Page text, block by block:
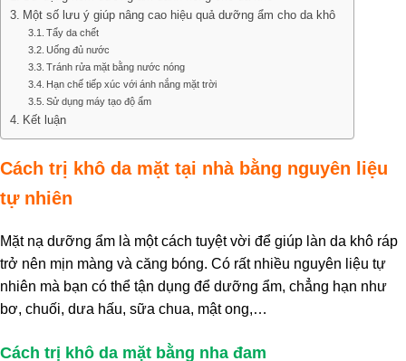
Một số lưu ý giúp nâng cao hiệu quả dưỡng ẩm cho da khô
Tẩy da chết
Uống đủ nước
Tránh rửa mặt bằng nước nóng
Hạn chế tiếp xúc với ánh nắng mặt trời
Sử dụng máy tạo độ ẩm
Kết luận
Cách trị khô da mặt tại nhà bằng nguyên liệu
tự nhiên
Mặt nạ dưỡng ẩm là một cách tuyệt vời để giúp làn da khô ráp
trở nên mịn màng và căng bóng. Có rất nhiều nguyên liệu tự
nhiên mà bạn có thể tận dụng để dưỡng ẩm, chẳng hạn như
bơ, chuối, dưa hấu, sữa chua, mật ong,…
Cách trị khô da mặt bằng nha đam